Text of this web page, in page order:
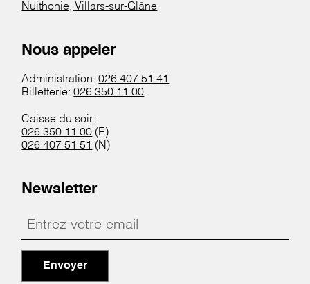
Nuithonie, Villars-sur-Glâne
Nous appeler
Administration:026 407 51 41
Billetterie:026 350 11 00
Caisse du soir:
026 350 11 00 (E)
026 407 51 51 (N)
Newsletter
Envoyer